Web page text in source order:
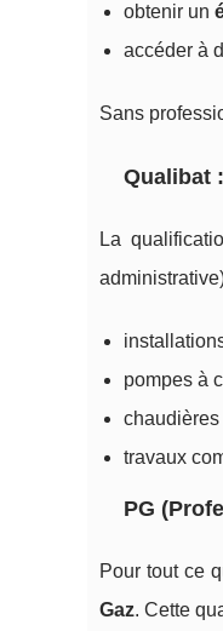
obtenir un
accéder à
Sans
Qualibat
La
pompes à
chaudières
travaux
PG
Pour tout ce
Gaz. Cette